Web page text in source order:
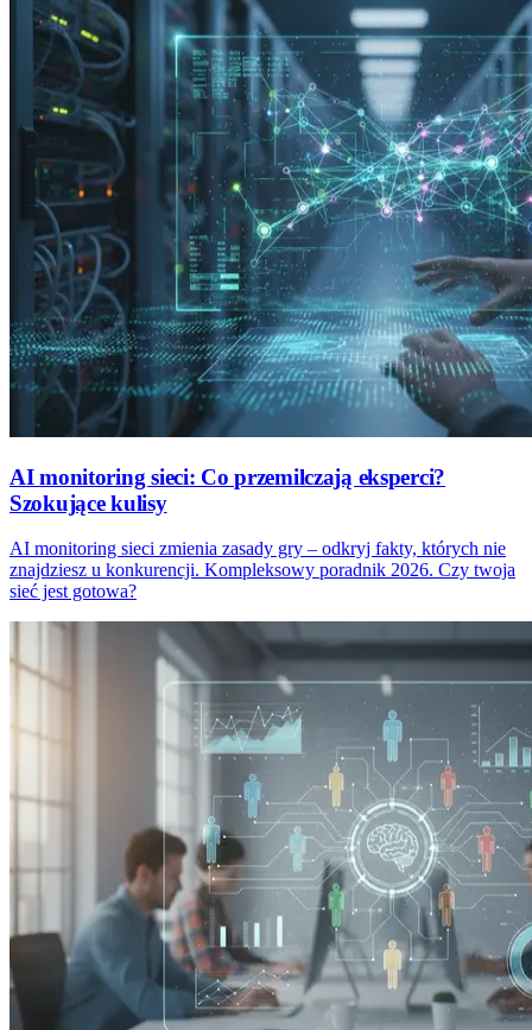
AI monitoring sieci: Co przemilczają eksperci?
Szokujące kulisy
AI monitoring sieci zmienia zasady gry – odkryj fakty, których nie
znajdziesz u konkurencji. Kompleksowy poradnik 2026. Czy twoja
sieć jest gotowa?